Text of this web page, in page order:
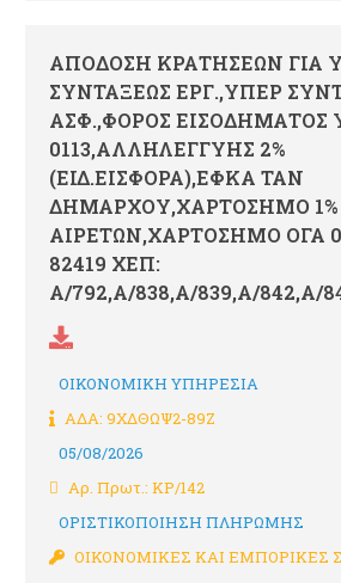
ΑΠΟΔΟΣΗ ΚΡΑΤΗΣΕΩΝ ΓΙΑ
ΣΥΝΤΑΞΕΩΣ ΕΡΓ.,ΥΠΕΡ
ΑΣΦ.,ΦΟΡΟΣ
0113,ΑΛΛΗΛΕΓΓΥΗΣ 2%
(ΕΙΔ.ΕΙΣΦΟΡΑ),ΕΦΚΑ ΤΑΝ
ΔΗΜΑΡΧΟΥ,ΧΑΡΤΟΣΗΜΟ 1%
ΑΙΡΕΤΩΝ,ΧΑΡΤΟΣΗΜΟ ΟΓΑ
82419 ΧΕΠ:
Α/792,Α/838,Α/839,Α/842,Α/
ΟΙΚΟΝΟΜΙΚΗ ΥΠΗΡΕΣΙΑ
ΑΔΑ: 9ΧΔΘΩΨ2-89Ζ
05/08/2026
Αρ. Πρωτ.: ΚΡ/142
ΟΡΙΣΤΙΚΟΠΟΙΗΣΗ ΠΛΗΡΩΜΗΣ
ΟΙΚΟΝΟΜΙΚΕΣ ΚΑΙ ΕΜΠΟΡΙΚΕΣ